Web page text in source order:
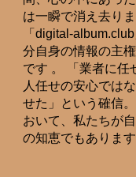
は一瞬で消え去りま
「digital-
分自身の情報の主
です 。 「業者に任
人任せの安心では
せた」という確信
おいて、私たちが
の知恵でもあります